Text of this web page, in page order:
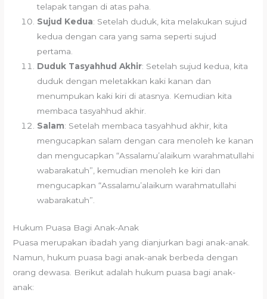
telapak tangan di atas paha.
Sujud Kedua: Setelah duduk, kita melakukan sujud
kedua dengan cara yang sama seperti sujud
pertama.
Duduk Tasyahhud Akhir: Setelah sujud kedua, kita
duduk dengan meletakkan kaki kanan dan
menumpukan kaki kiri di atasnya. Kemudian kita
membaca tasyahhud akhir.
Salam: Setelah membaca tasyahhud akhir, kita
mengucapkan salam dengan cara menoleh ke kanan
dan mengucapkan “Assalamu’alaikum warahmatullahi
wabarakatuh”, kemudian menoleh ke kiri dan
mengucapkan “Assalamu’alaikum warahmatullahi
wabarakatuh”.
Hukum Puasa Bagi Anak-Anak
Puasa merupakan ibadah yang dianjurkan bagi anak-anak.
Namun, hukum puasa bagi anak-anak berbeda dengan
orang dewasa. Berikut adalah hukum puasa bagi anak-
anak: